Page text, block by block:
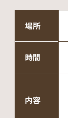
場所
時間
内容